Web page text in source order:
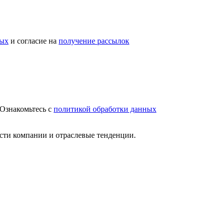
и согласие на получение рассылок
с политикой обработки данных
компании и отраслевые тенденции.